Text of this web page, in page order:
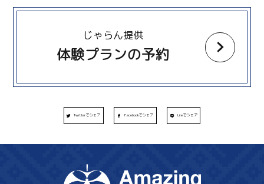
体験プランの予約
じゃらん提供
more
Twitterでシェア Facebookでシェア Lineでシェア